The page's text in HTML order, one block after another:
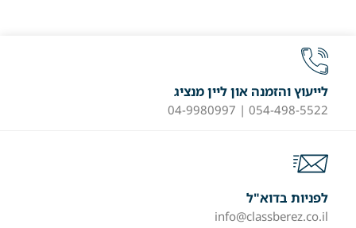
לייעוץ והזמנה און ליין מנציג
054-498-5522 | 04-9980997
לפניות בדוא"ל
info@classberez.co.il